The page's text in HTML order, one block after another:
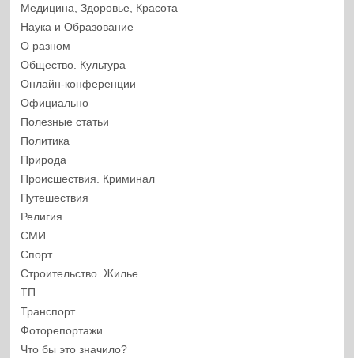
Медицина, Здоровье, Красота
Наука и Образование
О разном
Общество. Культура
Онлайн-конференции
Официально
Полезные статьи
Политика
Природа
Происшествия. Криминал
Путешествия
Религия
СМИ
Спорт
Строительство. Жилье
ТП
Транспорт
Фоторепортажи
Что бы это значило?